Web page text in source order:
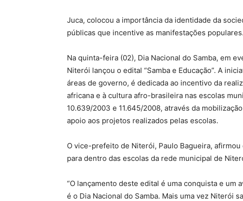
Juca, colocou a importância da identidade da
públicas que incentive as manifestações populares.
Na quinta-feira (02), Dia Nacional do Samba, em
Niterói lançou o edital “Samba e Educação”. A
áreas de governo, é dedicada ao incentivo da
africana e à cultura afro-brasileira nas escolas
10.639/2003 e 11.645/2008, através da
apoio aos projetos realizados pelas escolas.
O vice-prefeito de Niterói, Paulo Bagueira,
para dentro das escolas da rede municipal de
“O lançamento deste edital é uma conquista e um
é o Dia Nacional do Samba. Mais uma vez Niterói